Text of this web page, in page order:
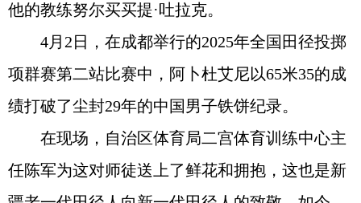
他的教练努尔买买提·吐拉克。
4月2日，在成都举行的2025年全国田径投掷
项群赛第二站比赛中，阿卜杜艾尼以65米35的成
绩打破了尘封29年的中国男子铁饼纪录。
在现场，自治区体育局二宫体育训练中心主
任陈军为这对师徒送上了鲜花和拥抱，这也是新